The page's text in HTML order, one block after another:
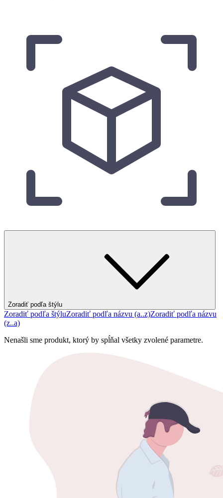
Zoradiť podľa štýlu
Zoradiť podľa štýluZoradiť podľa názvu (a..z)Zoradiť podľa názvu
(z..a)
Nenašli sme produkt, ktorý by spĺňal všetky zvolené parametre.